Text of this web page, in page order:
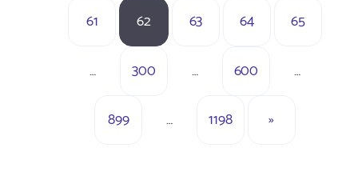
61 62 63 64 65
… 300 … 600 …
899 … 1198 »